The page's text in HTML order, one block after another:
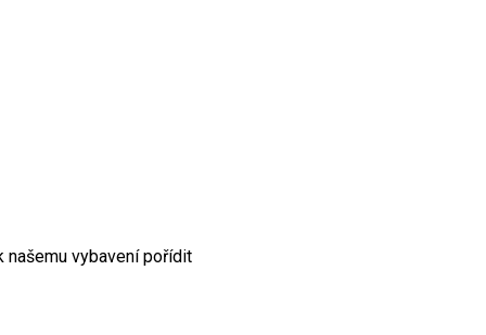
našemu vybavení pořídit